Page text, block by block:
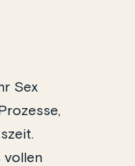
Sex
vollen